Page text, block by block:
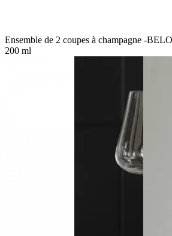
Ensemble de 2 coupes à champagne -
200 ml